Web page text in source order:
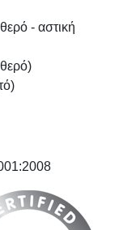
- αστική